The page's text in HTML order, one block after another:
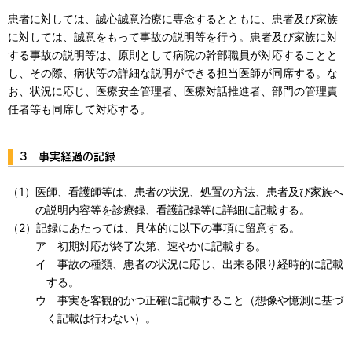
患者に対しては、誠心誠意治療に専念するとともに、患者及び家族
に対しては、誠意をもって事故の説明等を行う。患者及び家族に対
する事故の説明等は、原則として病院の幹部職員が対応することと
し、その際、病状等の詳細な説明ができる担当医師が同席する。な
お、状況に応じ、医療安全管理者、医療対話推進者、部門の管理責
任者等も同席して対応する。
3 事実経過の記録
（1）医師、看護師等は、患者の状況、処置の方法、患者及び家族へ
の説明内容等を診療録、看護記録等に詳細に記載する。
（2）記録にあたっては、具体的に以下の事項に留意する。
ア 初期対応が終了次第、速やかに記載する。
イ 事故の種類、患者の状況に応じ、出来る限り経時的に記載
する。
ウ 事実を客観的かつ正確に記載すること（想像や憶測に基づ
く記載は行わない）。